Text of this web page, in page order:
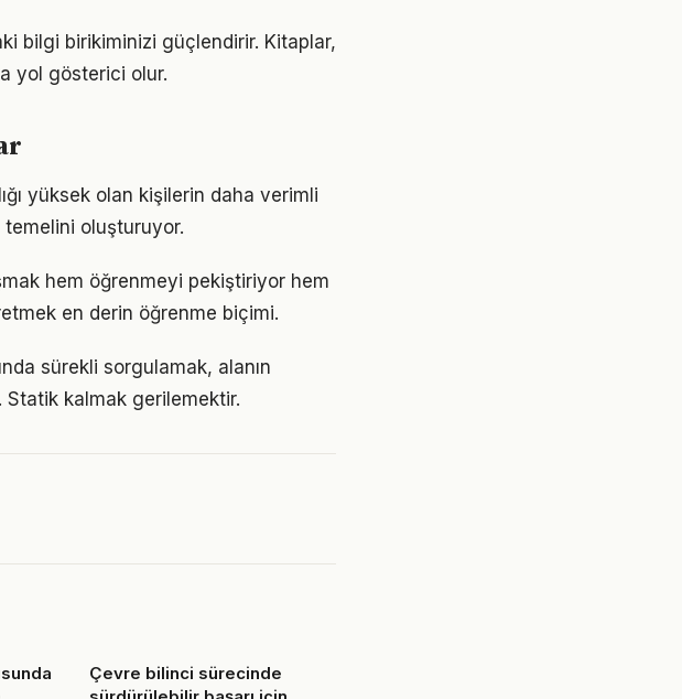
bilgi birikiminizi güçlendirir. Kitaplar,
yol gösterici olur.
yüksek olan kişilerin daha verimli
oluşturuyor.
hem öğrenmeyi pekiştiriyor hem
en derin öğrenme biçimi.
sürekli sorgulamak, alanın
Statik kalmak gerilemektir.
Çevre bilinci sürecinde